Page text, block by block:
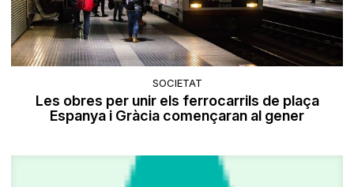
SOCIETAT
Les obres per unir els ferrocarrils de plaça
Espanya i Gràcia començaran al gener